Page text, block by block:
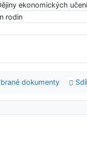
ekonomických učení
rodin
dokumenty